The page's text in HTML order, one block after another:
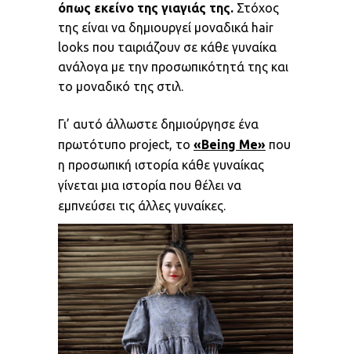
όπως εκείνο της γιαγιάς της. Στόχος
της είναι να δημιουργεί μοναδικά hair
looks που ταιριάζουν σε κάθε γυναίκα
ανάλογα με την προσωπικότητά της και
το μοναδικό της στιλ.
Γι’ αυτό άλλωστε δημιούργησε ένα
πρωτότυπο project, το «Being Me» που
η προσωπική ιστορία κάθε γυναίκας
γίνεται μια ιστορία που θέλει να
εμπνεύσει τις άλλες γυναίκες.